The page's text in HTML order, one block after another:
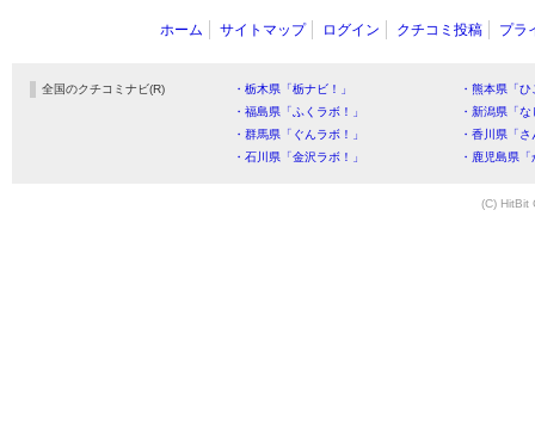
ホーム サイトマップ ログイン クチコミ投稿 プラ
全国のクチコミナビ(R) ・栃木県「栃ナビ！」
・熊本県「
・福島県「ふくラボ！」
・新潟県「
・群馬県「ぐんラボ！」
・香川県「
・石川県「金沢ラボ！」
・鹿児島県
(C) HitBit